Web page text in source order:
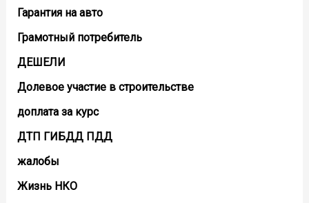
Гарантия на авто
Грамотный потребитель
ДЕШЕЛИ
Долевое участие в строительстве
доплата за курс
ДТП ГИБДД ПДД
жалобы
Жизнь НКО